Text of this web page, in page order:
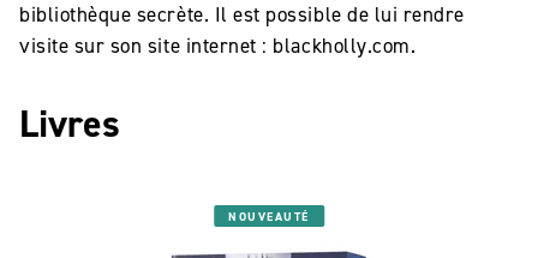
bibliothèque secrète. Il est possible de lui rendre
visite sur son site internet : blackholly.com.
Livres
NOUVEAUTÉ